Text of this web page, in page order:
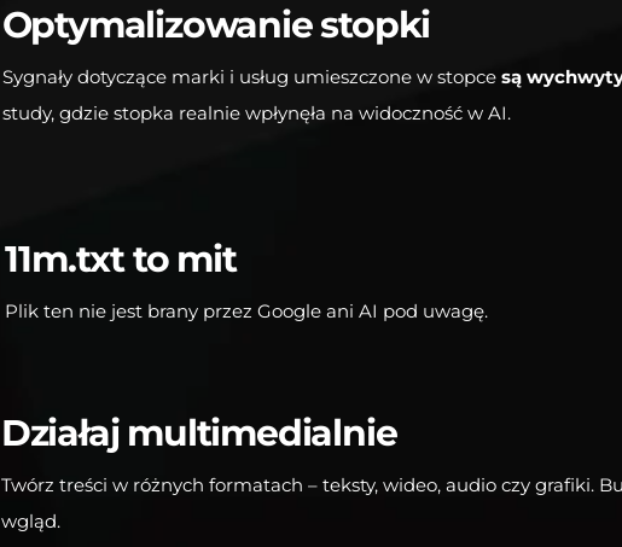
Optymalizowanie stopki
Sygnały dotyczące marki i usług umieszczone w stopce są
study, gdzie stopka realnie wpłynęła na widoczność w AI.
11m.txt to mit
Plik ten nie jest brany przez Google ani AI pod uwagę.
Działaj multimedialnie
Twórz treści w różnych formatach – teksty, wideo, audio czy grafiki.
wgląd.